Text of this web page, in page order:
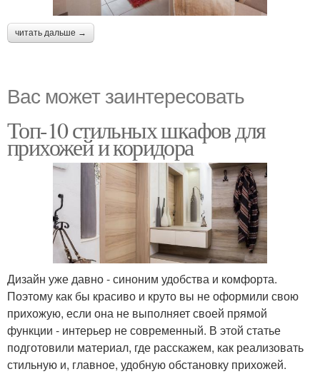
читать дальше →
Вас может заинтересовать
Топ-10 стильных шкафов для
прихожей и коридора
Дизайн уже давно - синоним удобства и комфорта.
Поэтому как бы красиво и круто вы не оформили свою
прихожую, если она не выполняет своей прямой
функции - интерьер не современный. В этой статье
подготовили материал, где расскажем, как реализовать
стильную и, главное, удобную обстановку прихожей.